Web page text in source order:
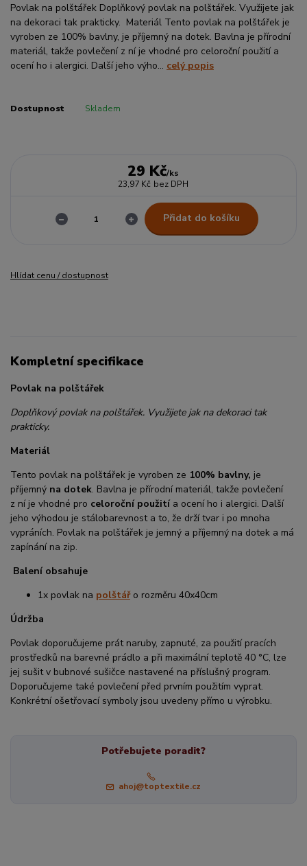
Povlak na polštářek Doplňkový povlak na polštářek. Využijete jak
na dekoraci tak prakticky. Materiál Tento povlak na polštářek je
vyroben ze 100% bavlny, je příjemný na dotek. Bavlna je přírodní
materiál, takže povlečení z ní je vhodné pro celoroční použití a
ocení ho i alergici. Další jeho výho... celý popis
Dostupnost Skladem
29 Kč/ks
23,97 Kč bez DPH
Přidat do košíku
Hlídat cenu / dostupnost
Kompletní specifikace
Povlak na polštářek
Doplňkový povlak na polštářek. Využijete jak na dekoraci tak
prakticky.
Materiál
Tento povlak na polštářek je vyroben ze 100% bavlny, je
příjemný na dotek. Bavlna je přírodní materiál, takže povlečení
z ní je vhodné pro celoroční použití a ocení ho i alergici. Další
jeho výhodou je stálobarevnost a to, že drží tvar i po mnoha
vypráních. Povlak na polštářek je jemný a příjemný na dotek a má
zapínání na zip.
Balení obsahuje
1x povlak na polštářo rozměru 40x40cm
Údržba
Povlak doporučujeme prát naruby, zapnuté, za použití pracích
prostředků na barevné prádlo a při maximální teplotě 40 °C, lze
jej sušit v bubnové sušičce nastavené na příslušný program.
Doporučujeme také povlečení před prvním použitím vyprat.
Konkrétní ošetřovací symboly jsou uvedeny přímo u výrobku.
Potřebujete poradit?
ahoj@toptextile.cz